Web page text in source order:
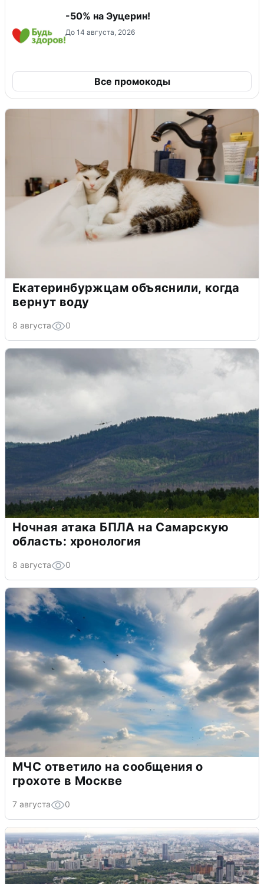
-50% на Эуцерин!
До 14 августа, 2026
Все промокоды
Екатеринбуржцам объяснили, когда
вернут воду
8 августа 0
Ночная атака БПЛА на Самарскую
область: хронология
8 августа 0
МЧС ответило на сообщения о
грохоте в Москве
7 августа 0